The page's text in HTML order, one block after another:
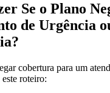
Se o Plano
de Urgência
cobertura para um
roteiro: